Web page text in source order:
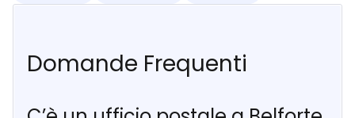
Domande Frequenti